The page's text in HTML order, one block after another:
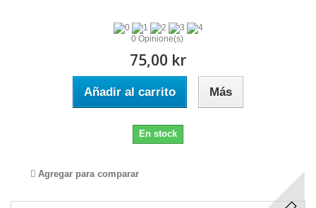
0 Opinione(s)
75,00 kr
Añadir al carrito Más
En stock
Agregar para comparar